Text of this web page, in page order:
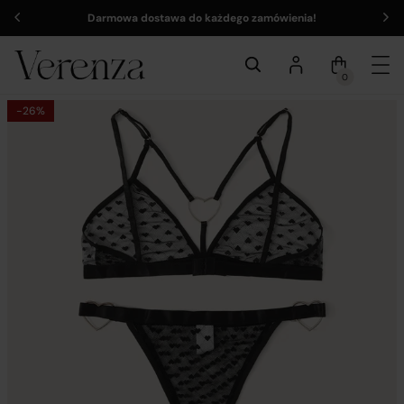
Darmowa dostawa do każdego zamówienia!
0
-26%